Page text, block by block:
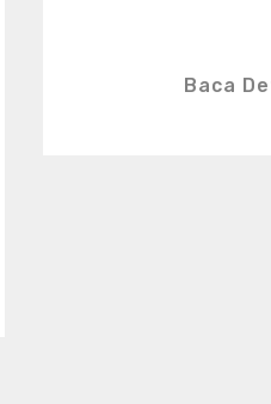
Baca